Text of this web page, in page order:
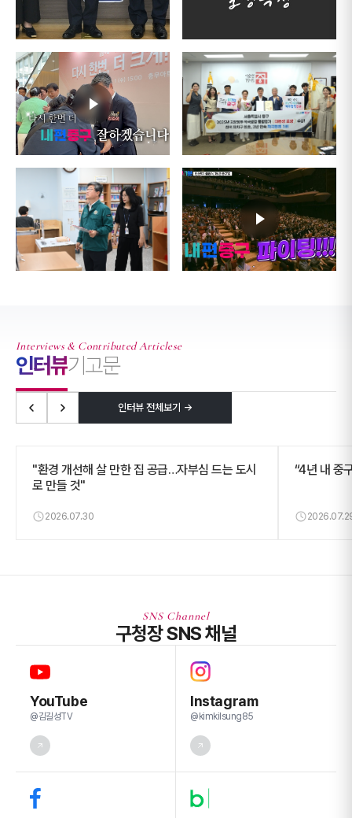
Interviews & Contributed Articlese
인터뷰기고문
인터뷰 전체보기 →
"환경 개선해 살 만한 집 공급…자부심 드는 도시
로 만들 것"
2026.07.30
“4년 내 중
SNS Channel
구청장 SNS 채널
YouTube
@김길성TV
Instagram
@kimkilsung85